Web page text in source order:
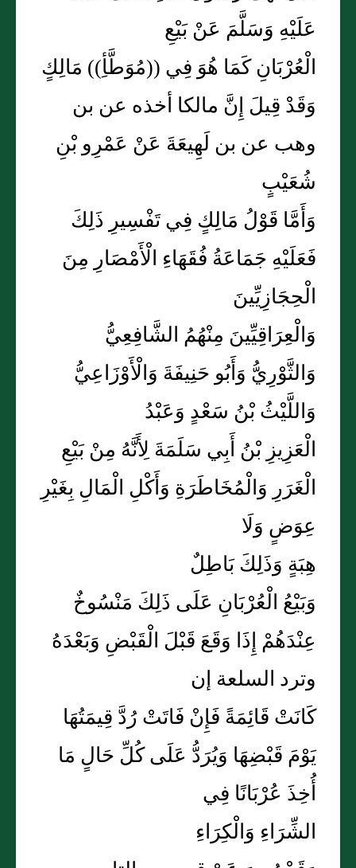
عَلَيْهِ وَسَلَّمَ عَنْ بَيْعِ
الْعُرْبَانِ كَمَا هُوَ فِي ((مُوَطَّأِ)) مَالِكٍ
وَقَدْ قِيلَ إِنَّ مالكا أخذه عن بن
وهب عن بن لَهِيعَةَ عَنْ عَمْرِو بْنِ
شُعَيْبٍ
وَأَمَّا قَوْلُ مَالِكٍ فِي تَفْسِيرِ ذَلِكَ
فَعَلَيْهِ جَمَاعَةُ فُقَهَاءِ الْأَمْصَارِ مِنَ
الْحِجَازِيِّينَ
وَالْعِرَاقِيِّينَ مِنْهُمُ الشَّافِعِيُّ
وَالثَّوْرِيُّ وَأَبُو حَنِيفَةَ وَالْأَوْزَاعِيُّ
وَاللَّيْثُ بْنُ سَعْدٍ وَعَبْدُ
الْعَزِيزِ بْنُ أَبِي سَلَمَةَ لِأَنَّهُ مِنْ بَيْعِ
الْغَرَرِ وَالْمُخَاطَرَةِ وَأَكْلِ الْمَالِ بِغَيْرِ
عِوَضٍ وَلَا
هِبَةٍ وَذَلِكَ بَاطِلٌ
وَبَيْعُ الْعُرْبَانِ عَلَى ذَلِكَ مَنْسُوخٌ
عِنْدَهُمْ إِذَا وَقَعَ قَبْلَ الْقَبْضِ وَبَعْدَهُ
وترد السلعة إن
كَانَتْ قَائِمَةً فَإِنْ فَاتَتْ رُدَّ قِيمَتُهَا
يَوْمَ قَبْضِهَا وَيُرَدُّ عَلَى كُلِّ حَالٍ مَا
أُخِذَ عُرْبَانًا فِي
الشِّرَاءِ وَالْكِرَاءِ